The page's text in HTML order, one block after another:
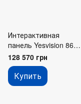
Интерактивная
панель Yesvision 86″
DT-I864LT-V100-U
128 570 грн
Купить